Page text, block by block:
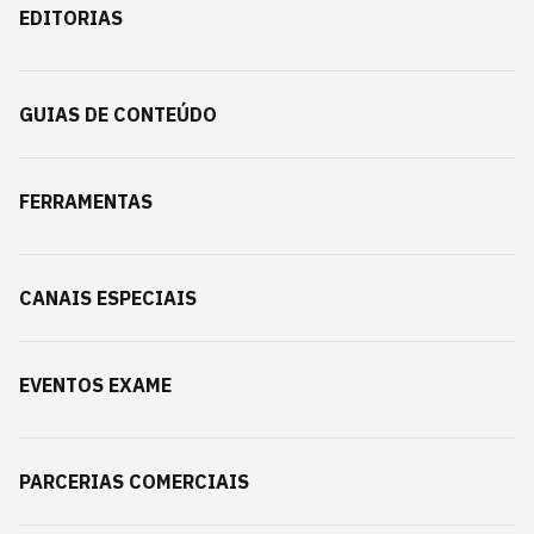
EDITORIAS
GUIAS DE CONTEÚDO
FERRAMENTAS
CANAIS ESPECIAIS
EVENTOS EXAME
PARCERIAS COMERCIAIS